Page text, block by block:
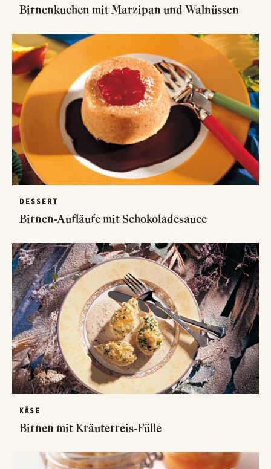
Birnenkuchen mit Marzipan und Walnüssen
DESSERT
Birnen-Aufläufe mit Schokoladesauce
KÄSE
Birnen mit Kräuterreis-Fülle